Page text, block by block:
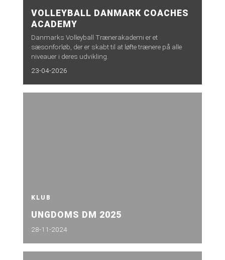
VOLLEYBALL DANMARK COACHES
ACADEMY
Danmarks Volleyball Trænerakademi er et
sæsonforløb, der er skabt til at løfte trænere på alle
niveauer i deres udvikling.
23-04-2026
KLUB
UNGDOMS DM 2025
28-11-2024